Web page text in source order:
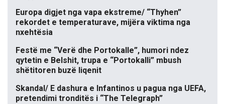
Europa digjet nga vapa ekstreme/ “Thyhen”
rekordet e temperaturave, mijëra viktima nga
nxehtësia
Festë me “Verë dhe Portokalle”, humori ndez
qytetin e Belshit, trupa e “Portokalli” mbush
shëtitoren buzë liqenit
Skandal/ E dashura e Infantinos u pagua nga UEFA,
pretendimi tronditës i “The Telegraph”